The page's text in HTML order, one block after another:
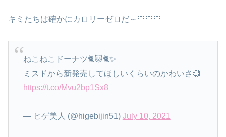
キミたちは確かにカロリーゼロだ～💛💛💛
ねこねこドーナツ🐈️🐱🐈️✨
ミスドから新発売してほしいくらいのかわいさ💞
https://t.co/Mvu2bp1Sx8
— ヒゲ美人 (@higebijin51) July 10, 2021